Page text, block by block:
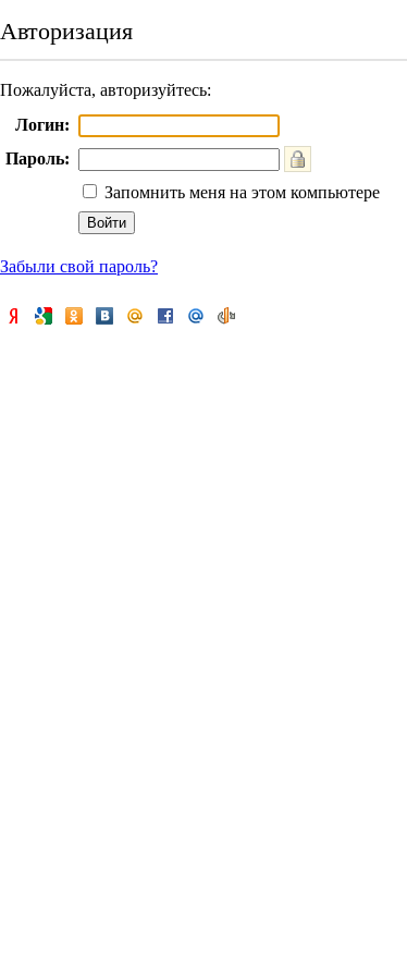
Авторизация
Пожалуйста, авторизуйтесь:
Логин:
Пароль:
Запомнить меня на этом компьютере
Забыли свой пароль?